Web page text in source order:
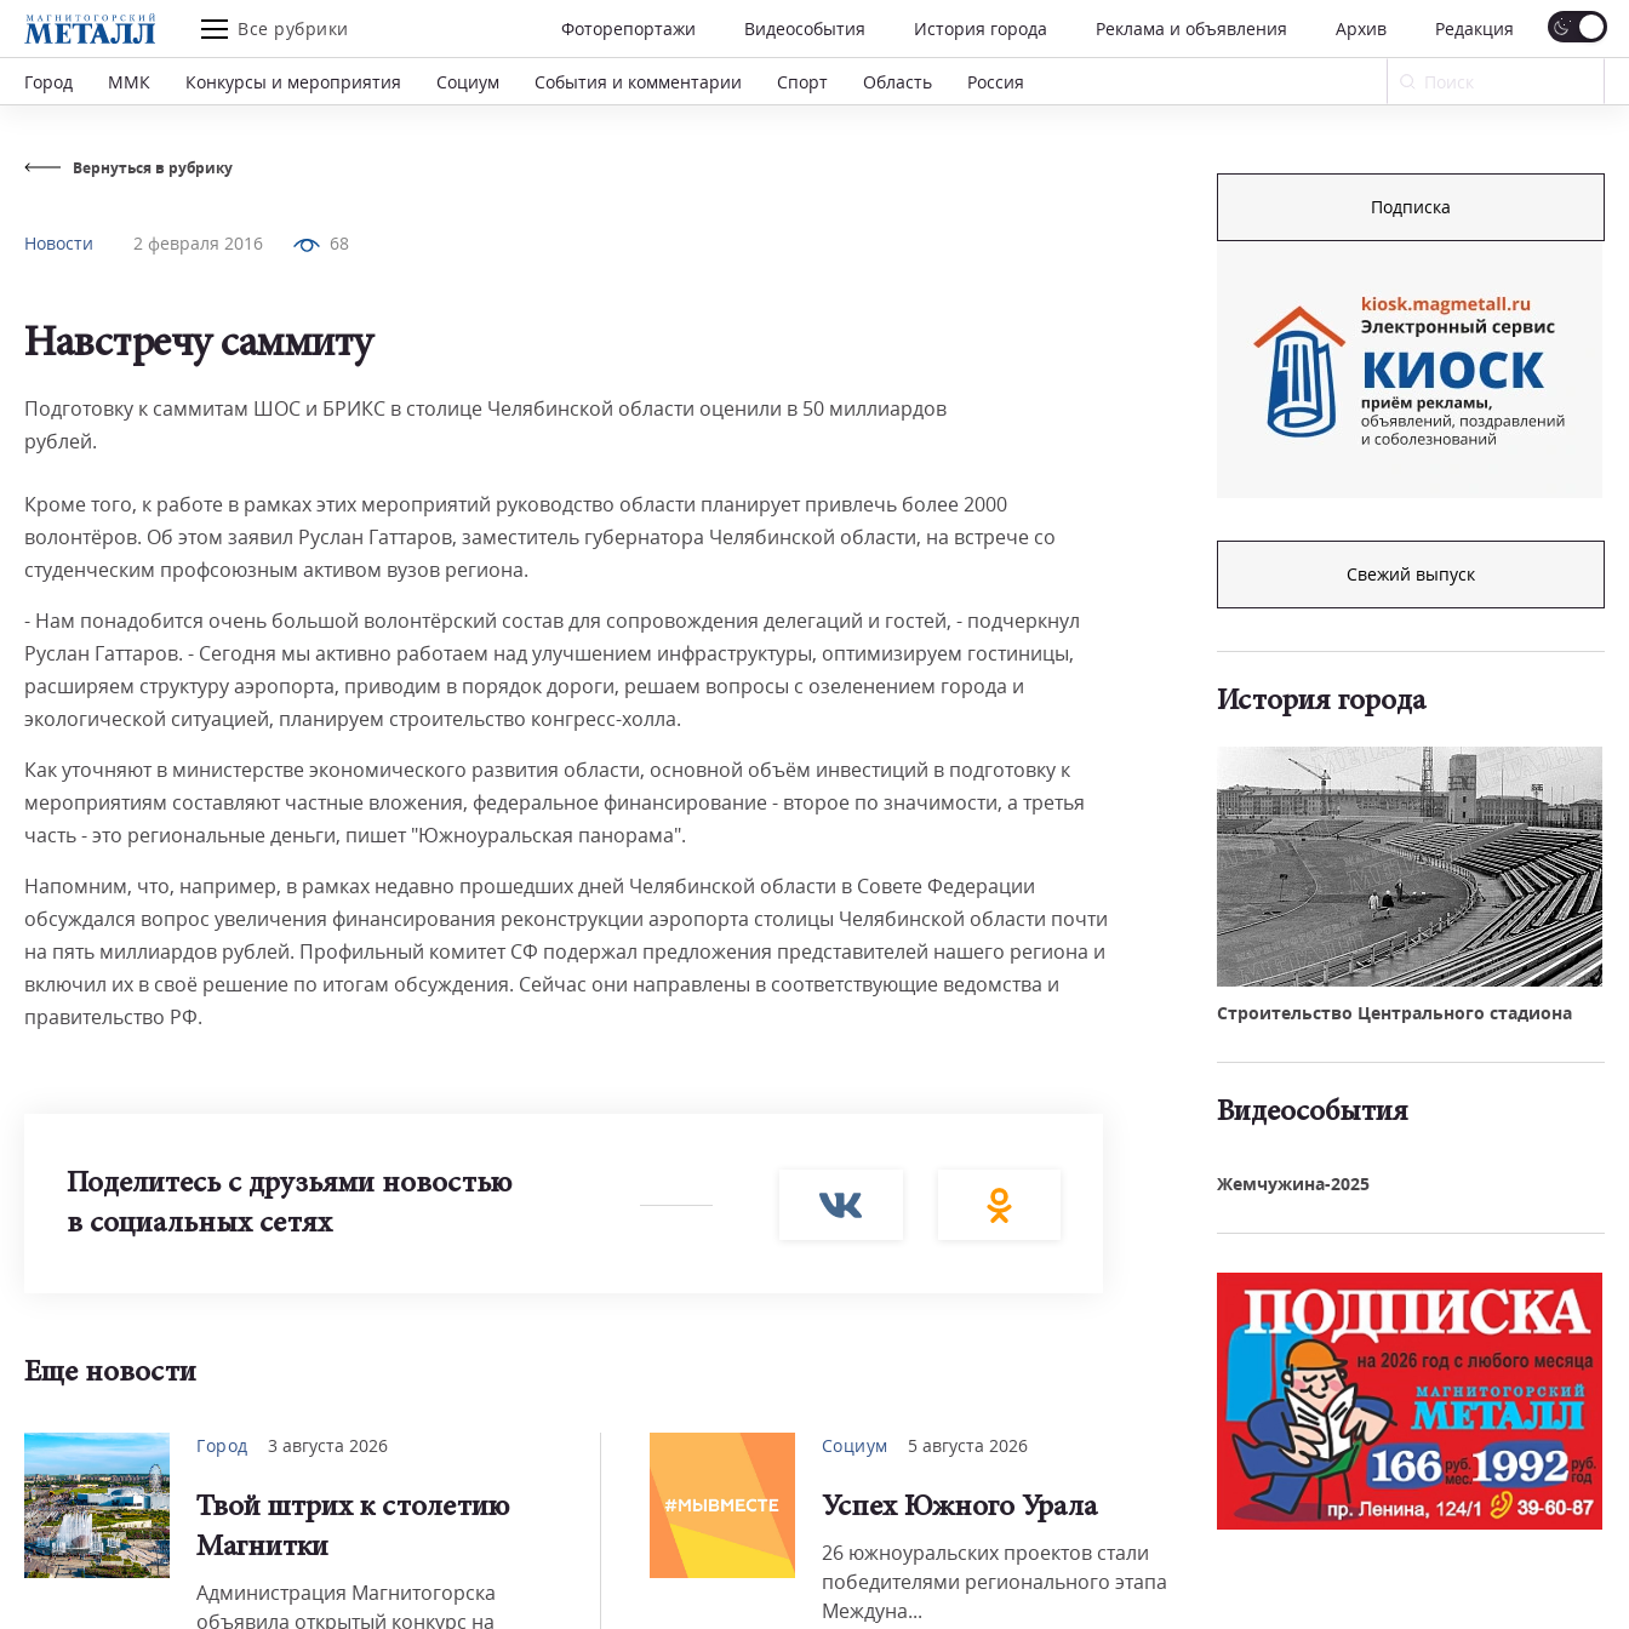
Все рубрики Фоторепортажи Видеособытия История города Реклама и объявления Архив Редакция
Город ММК Конкурсы и мероприятия Социум События и комментарии Спорт Область Россия
Вернуться в рубрику
Новости 2 февраля 2016 68
Навстречу саммиту
Подготовку к саммитам ШОС и БРИКС в столице Челябинской области оценили в 50 миллиардов
рублей.
Кроме того, к работе в рамках этих мероприятий руководство области планирует привлечь более 2000
волонтёров. Об этом заявил Руслан Гаттаров, заместитель губернатора Челябинской области, на встрече со
студенческим профсоюзным активом вузов региона.
- Нам понадобится очень большой волонтёрский состав для сопровождения делегаций и гостей, - подчеркнул
Руслан Гаттаров. - Сегодня мы активно работаем над улучшением инфраструктуры, оптимизируем гостиницы,
расширяем структуру аэропорта, приводим в порядок дороги, решаем вопросы с озеленением города и
экологической ситуацией, планируем строительство конгресс-холла.
Как уточняют в министерстве экономического развития области, основной объём инвестиций в подготовку к
мероприятиям составляют частные вложения, федеральное финансирование - второе по значимости, а третья
часть - это региональные деньги, пишет "Южноуральская панорама".
Напомним, что, например, в рамках недавно прошедших дней Челябинской области в Совете Федерации
обсуждался вопрос увеличения финансирования реконструкции аэропорта столицы Челябинской области почти
на пять миллиардов рублей. Профильный комитет СФ подержал предложения представителей нашего региона и
включил их в своё решение по итогам обсуждения. Сейчас они направлены в соответствующие ведомства и
правительство РФ.
Поделитесь с друзьями новостью
в социальных сетях
Еще новости
Город 3 августа 2026
Твой штрих к столетию
Магнитки
Администрация Магнитогорска
объявила открытый конкурс на
Социум 5 августа 2026
Успех Южного Урала
26 южноуральских проектов стали
победителями регионального этапа
Междуна...
Подписка
Свежий выпуск
История города
Строительство Центрального стадиона
Видеособытия
Жемчужина-2025